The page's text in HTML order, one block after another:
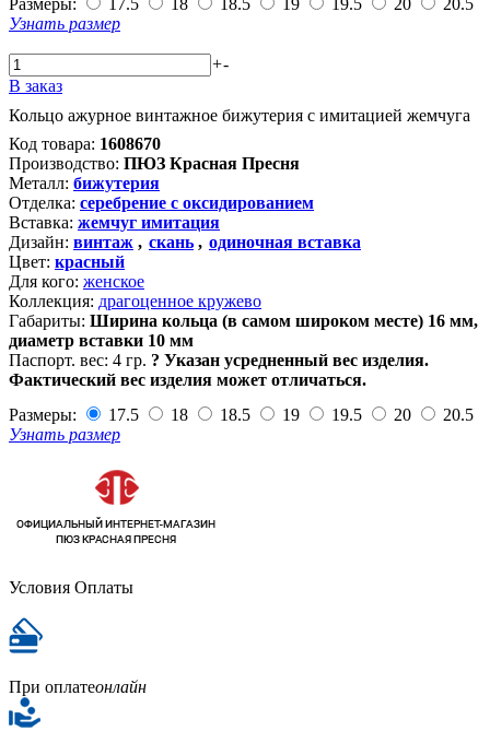
Размеры: 17.5 18 18.5 19 19.5 20
20.5
Узнать размер
+-
В заказ
Кольцо ажурное винтажное бижутерия с имитацией жемчуга
Код товара: 1608670
Производство: ПЮЗ Красная Пресня
Металл: бижутерия
Отделка: серебрение с оксидированием
Вставка: жемчуг имитация
Дизайн: винтаж , скань , одиночная вставка
Цвет: красный
Для кого: женское
Коллекция: драгоценное кружево
Габариты: Ширина кольца (в самом широком месте) 16 мм,
диаметр вставки 10 мм
Паспорт. вес: 4 гр. ? Указан усредненный вес изделия.
Фактический вес изделия может отличаться.
Размеры:
17.5 18 18.5 19 19.5 20
20.5
Узнать размер
Условия Оплаты
При оплатеонлайн